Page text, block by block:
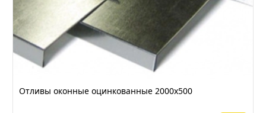
Отливы оконные оцинкованные 2000х500